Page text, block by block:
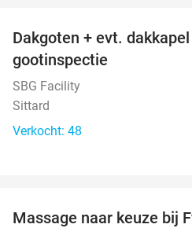
Dakgoten + evt.
gootinspectie
SBG Facility
Sittard
Verkocht: 48
Massage naar keuze bij